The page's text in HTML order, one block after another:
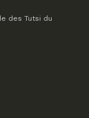
des Tutsi du